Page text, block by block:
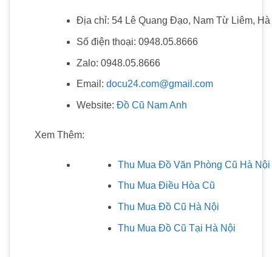
Địa chỉ: 54 Lê Quang Đạo, Nam Từ Liêm, Hà
Số điện thoại: 0948.05.8666
Zalo: 0948.05.8666
Email: docu24.com@gmail.com
Website: Đồ Cũ Nam Anh
Xem Thêm:
Thu Mua Đồ Văn Phòng Cũ Hà Nội
Thu Mua Điều Hòa Cũ
Thu Mua Đồ Cũ Hà Nội
Thu Mua Đồ Cũ Tại Hà Nội